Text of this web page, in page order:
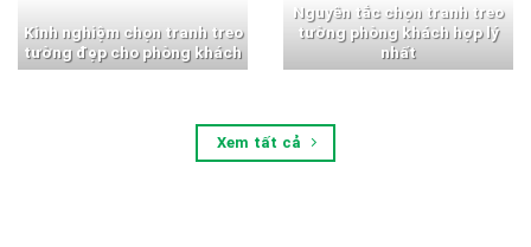
Kinh nghiệm chọn tranh treo
tường đẹp cho phòng khách
Nguyên tắc chọn tranh treo
tường phòng khách hợp lý
nhất
Xem tất cả